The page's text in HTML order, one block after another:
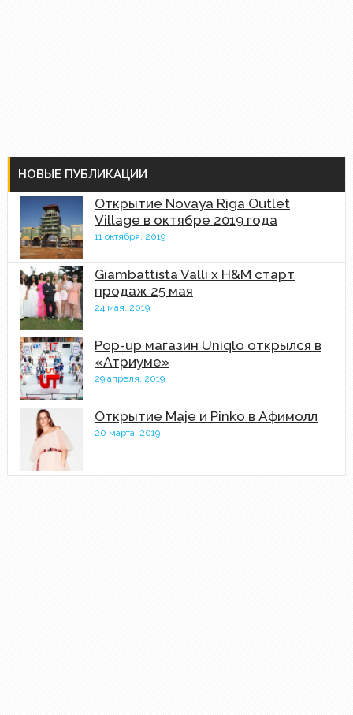
НОВЫЕ ПУБЛИКАЦИИ
Открытие Novaya Riga Outlet
Village в октябре 2019 года
11 октября, 2019
Giambattista Valli x H&M старт
продаж 25 мая
24 мая, 2019
Pop-up магазин Uniqlo открылся в
«Атриуме»
29 апреля, 2019
Открытие Maje и Pinko в Афимолл
20 марта, 2019